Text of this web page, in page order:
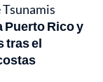
Puerto Rico y
tras el